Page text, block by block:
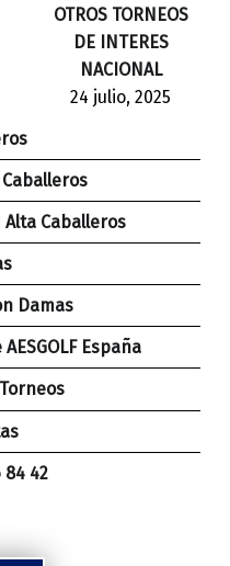
OTROS TORNEOS
DE INTERES
NACIONAL
24 julio, 2025
Caballeros
Damas
España
84 42